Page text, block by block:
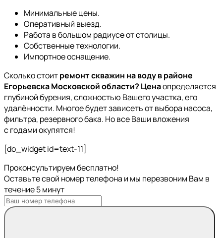
Минимальные цены.
Оперативный выезд.
Работа в большом радиусе от столицы.
Собственные технологии.
Импортное оснащение.
Сколько стоитремонт скважин на воду в районе
Егорьевска Московской области? Ценаопределяется
глубиной бурения, сложностью Вашего участка, его
удалённости. Многое будет зависеть от выбора насоса,
фильтра, резервного бака. Но все Ваши вложения
с годами окупятся!
[do_widget id=text-11]
Проконсультируем бесплатно!
Оставьте свой номер телефона и мы перезвоним Вам в
течение 5 минут